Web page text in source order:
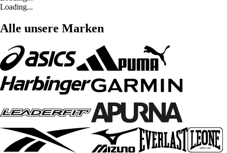
Loading...
Alle unsere Marken